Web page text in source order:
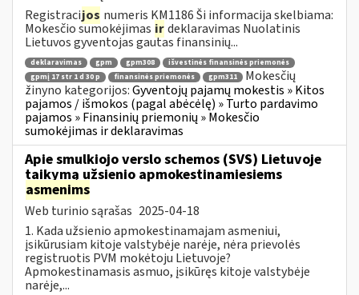
Registracijos numeris KM1186 Ši informacija skelbiama:
Mokesčio sumokėjimas irdeklaravimas Nuolatinis
Lietuvos gyventojas gautas finansinių...
deklaravimas gpm gpm308
išvestinės finansinės priemonės
gpmį 17 str 1 d 30 p
finansinės priemonės gpm311
Mokesčių
žinyno kategorijos:Gyventojų pajamų mokestis » Kitos
pajamos / išmokos (pagal abėcėlę) » Turto pardavimo
pajamos » Finansinių priemonių » Mokesčio
sumokėjimas ir deklaravimas
Apie smulkiojo verslo schemos (SVS) Lietuvoje
taikymą užsienio apmokestinamiesiems
asmenims
Web turinio sąrašas 2025-04-18
1. Kada užsienio apmokestinamajam asmeniui,
įsikūrusiam kitoje valstybėje narėje, nėra prievolės
registruotis PVM mokėtoju Lietuvoje?
Apmokestinamasis asmuo, įsikūręs kitoje valstybėje
narėje,...